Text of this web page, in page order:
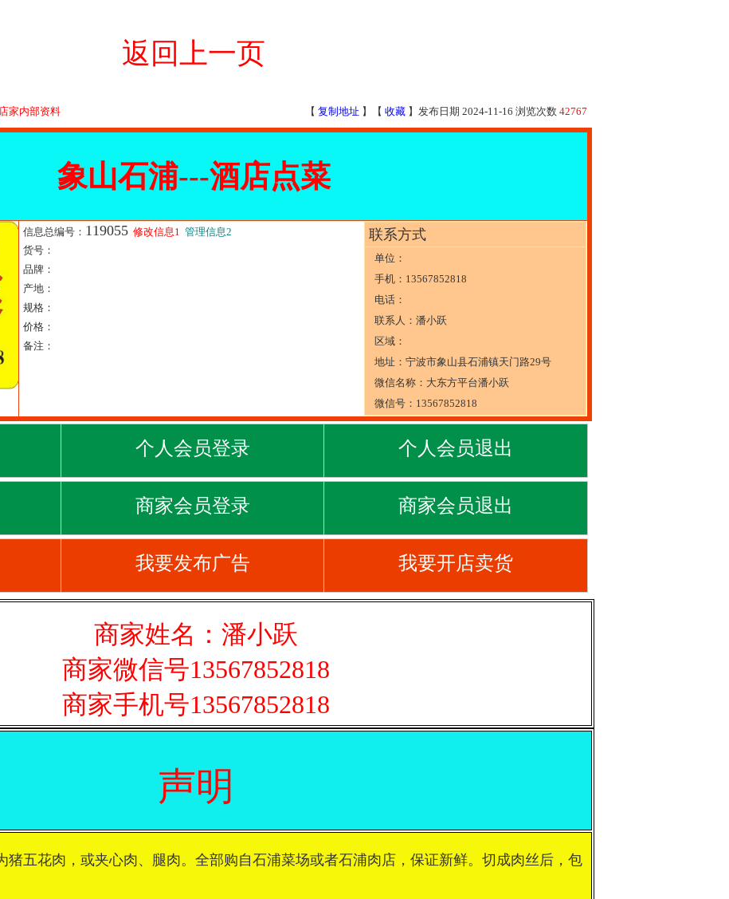
返回上一页
店家内部资料 【 复制地址 】【 收藏 】发布日期 2024-11-16 浏览次数 42767
象山石浦---酒店点菜
信息总编号： 119055 修改信息1 管理信息2
货号：
品牌：
产地：
规格：
价格：
备注：
联系方式
单位：
手机：13567852818
电话：
联系人：潘小跃
区域：
地址：宁波市象山县石浦镇天门路29号
微信名称：大东方平台潘小跃
微信号：13567852818
个人会员登录 个人会员退出
商家会员登录 商家会员退出
我要发布广告 我要开店卖货
商家姓名：潘小跃
商家微信号13567852818
商家手机号13567852818
声明
猪五花肉，或夹心肉、腿肉。全部购自石浦菜场或者石浦肉店，保证新鲜。切成肉丝后，包